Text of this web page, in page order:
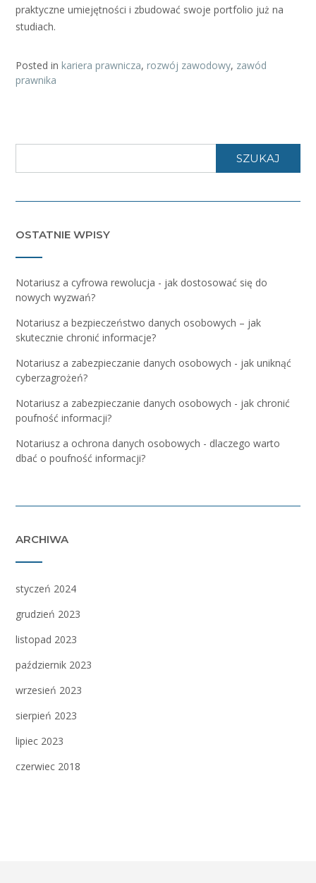
praktyczne umiejętności i zbudować swoje portfolio już na
studiach.
Posted in kariera prawnicza, rozwój zawodowy, zawód
prawnika
SZUKAJ
OSTATNIE WPISY
Notariusz a cyfrowa rewolucja - jak dostosować się do
nowych wyzwań?
Notariusz a bezpieczeństwo danych osobowych – jak
skutecznie chronić informacje?
Notariusz a zabezpieczanie danych osobowych - jak uniknąć
cyberzagrożeń?
Notariusz a zabezpieczanie danych osobowych - jak chronić
poufność informacji?
Notariusz a ochrona danych osobowych - dlaczego warto
dbać o poufność informacji?
ARCHIWA
styczeń 2024
grudzień 2023
listopad 2023
październik 2023
wrzesień 2023
sierpień 2023
lipiec 2023
czerwiec 2018